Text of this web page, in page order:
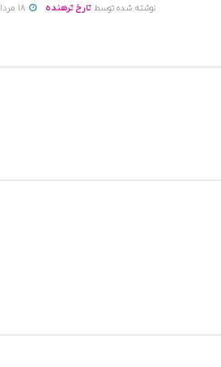
نوشته شده توسط تارخ ترهنده